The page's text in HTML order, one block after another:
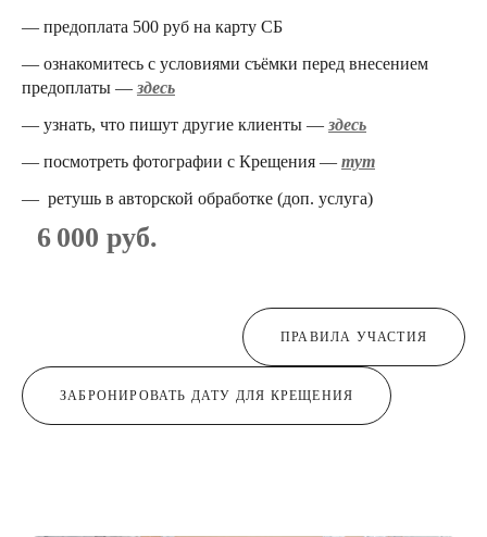
— предоплата 500 руб на карту СБ
— ознакомитесь с условиями съёмки перед внесением
предоплаты — здесь
— узнать, что пишут другие клиенты — здесь
— посмотреть фотографии с Крещения — тут
— ретушь в авторской обработке (доп. услуга)
6 000 руб.
ПРАВИЛА УЧАСТИЯ
ЗАБРОНИРОВАТЬ ДАТУ ДЛЯ КРЕЩЕНИЯ